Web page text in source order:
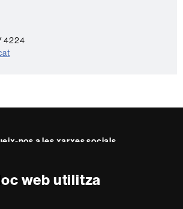
web utilitza
4224
nos a les xarxes socials
internacional de l'excel·lència